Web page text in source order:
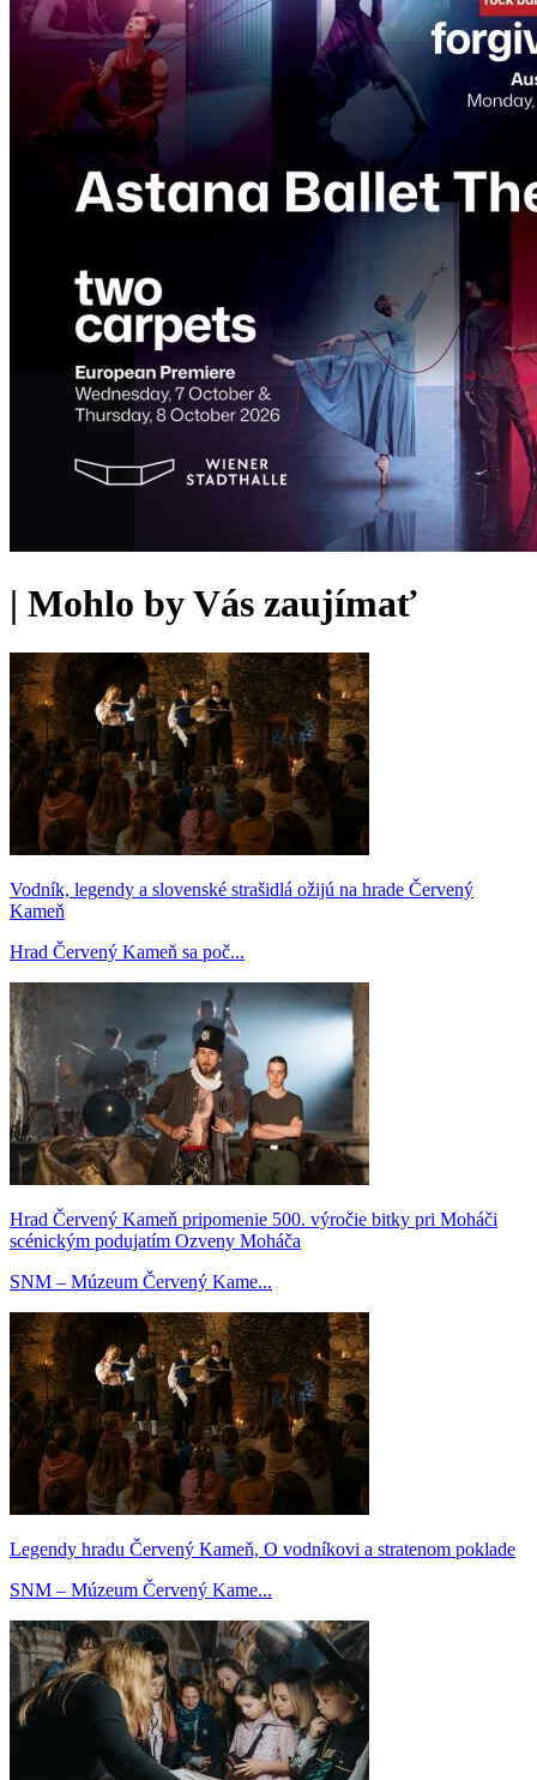
| Mohlo by Vás zaujímať
Vodník, legendy a slovenské strašidlá ožijú na hrade Červený
Kameň
Hrad Červený Kameň sa poč...
Hrad Červený Kameň pripomenie 500. výročie bitky pri Moháči
scénickým podujatím Ozveny Moháča
SNM – Múzeum Červený Kame...
Legendy hradu Červený Kameň, O vodníkovi a stratenom poklade
SNM – Múzeum Červený Kame...